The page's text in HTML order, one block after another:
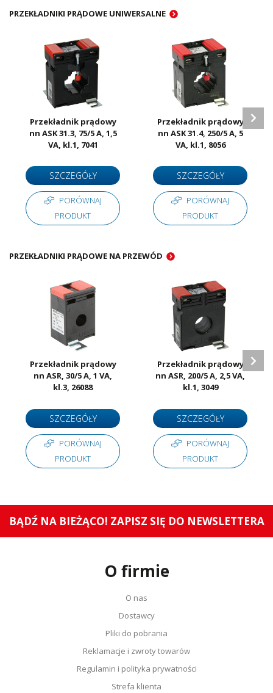
PRZEKŁADNIKI PRĄDOWE UNIWERSALNE
Przekładnik prądowy
nn ASK 31.3, 75/5 A, 1,5
VA, kl.1, 7041
SZCZEGÓŁY
PORÓWNAJ
PRODUKT
Przekładnik prądowy
nn ASK 31.4, 250/5 A, 5
VA, kl.1, 8056
SZCZEGÓŁY
PORÓWNAJ
PRODUKT
PRZEKŁADNIKI PRĄDOWE NA PRZEWÓD
Przekładnik prądowy
nn ASR, 30/5 A, 1 VA,
kl.3, 26088
SZCZEGÓŁY
PORÓWNAJ
PRODUKT
Przekładnik prądowy
nn ASR, 200/5 A, 2,5 VA,
kl.1, 3049
SZCZEGÓŁY
PORÓWNAJ
PRODUKT
BĄDŹ NA BIEŻĄCO! ZAPISZ SIĘ DO NEWSLETTERA
O firmie
O nas
Dostawcy
Pliki do pobrania
Reklamacje i zwroty towarów
Regulamin i polityka prywatności
Strefa klienta